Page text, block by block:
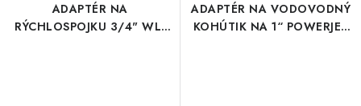
ADAPTÉR NA
RÝCHLOSPOJKU 3/4" WL-
ADAPTÉR NA VODOVODNÝ
KOHÚTIK NA 1“ POWERJET